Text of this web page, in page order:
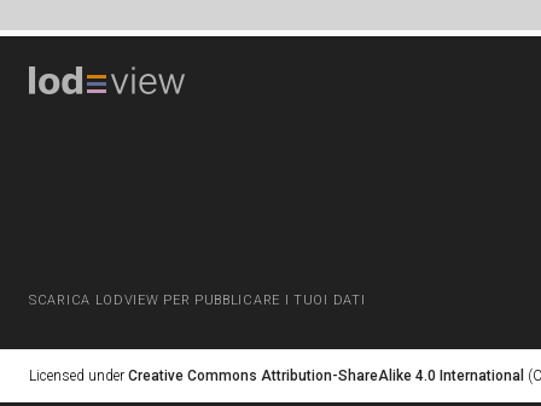
SCARICA LODVIEW PER PUBBLICARE I TUOI DATI
Licensed under Creative Commons Attribution-ShareAlike 4.0 International